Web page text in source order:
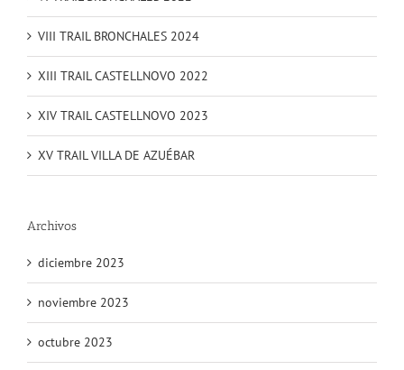
VIII TRAIL BRONCHALES 2024
XIII TRAIL CASTELLNOVO 2022
XIV TRAIL CASTELLNOVO 2023
XV TRAIL VILLA DE AZUÉBAR
Archivos
diciembre 2023
noviembre 2023
octubre 2023